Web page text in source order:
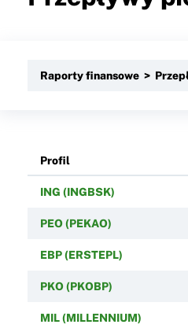
Raporty finansowe >
Profil
ING (INGBSK)
PEO (PEKAO)
EBP (ERSTEPL)
PKO (PKOBP)
MIL (MILLENNIUM)